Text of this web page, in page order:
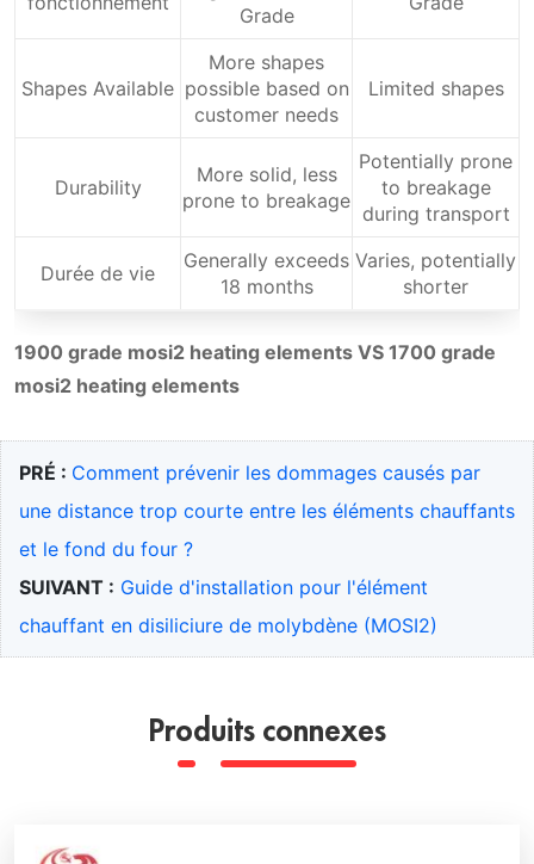
Grade
Shapes Available
More shapes
possible based on
customer needs
Limited shapes
Durability
More solid, less
prone to breakage
Potentially prone
to breakage
during transport
Durée de vie
Generally exceeds
18 months
Varies, potentially
shorter
1900 grade mosi2 heating elements VS 1700 grade
mosi2 heating elements
PRÉ : Comment prévenir les dommages causés par
une distance trop courte entre les éléments chauffants
et le fond du four ?
SUIVANT : Guide d'installation pour l'élément
chauffant en disiliciure de molybdène (MOSI2)
Produits connexes